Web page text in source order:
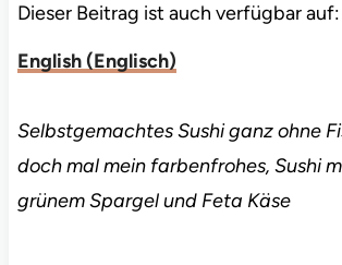
Dieser Beitrag ist auch verfügbar auf:
English(Englisch)
Selbstgemachtes Sushi ganz ohne
doch mal mein farbenfrohes, Sushi
grünem Spargel und Feta Käse